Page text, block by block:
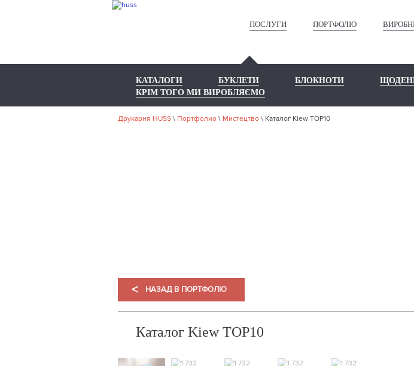
ПОСЛУГИ ПОРТФОЛІО
КАТАЛОГИ БУКЛЕТИ БЛОКНОТИ
КРІМ ТОГО МИ ВИРОБЛЯЄМО
Друкарня HUSS \ Портфолио \ Мистецтво \ Каталог Kiew TOP10
< НАЗАД В ПОРТФОЛІО
Каталог Kiew TOP10